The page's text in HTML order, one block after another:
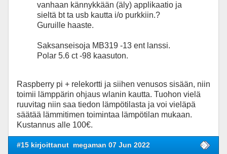
vanhaan kännykkään (äly) applikaatio ja
sieltä bt ta usb kautta i/o purkkiin.?
Guruille haaste.
Saksanseisoja MB319 -13 ent lanssi.
Polar 5.6 ct -98 kaasuton.
Raspberry pi + relekortti ja siihen venusos sisään, niin
toimii lämppärin ohjaus wlanin kautta. Tuohon vielä
ruuvitag niin saa tiedon lämpötilasta ja voi vieläpä
säätää lämmitimen toimintaa lämpötilan mukaan.
Kustannus alle 100€.
#15 kirjoittanut megaman 07 Jun 2022